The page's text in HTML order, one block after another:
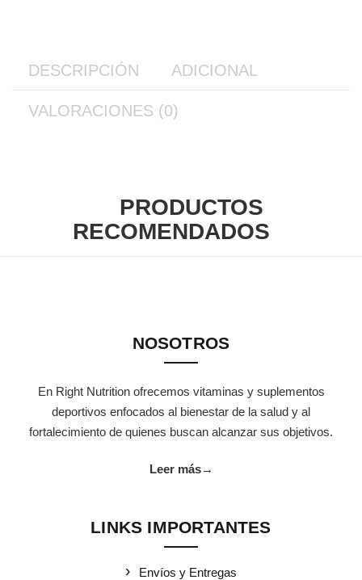
DESCRIPCIÓN ADICIONAL
VALORACIONES (0)
PRODUCTOS
RECOMENDADOS
NOSOTROS
En Right Nutrition ofrecemos vitaminas y suplementos
deportivos enfocados al bienestar de la salud y al
fortalecimiento de quienes buscan alcanzar sus objetivos.
Leer más→
LINKS IMPORTANTES
Envíos y Entregas